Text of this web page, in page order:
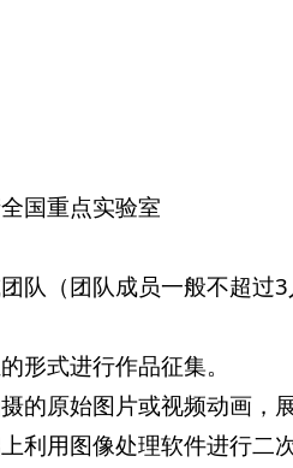
国重点实验室
队（团队成员一般不超过3
形式进行作品征集。
的原始图片或视频动画
利用图像处理软件进行二